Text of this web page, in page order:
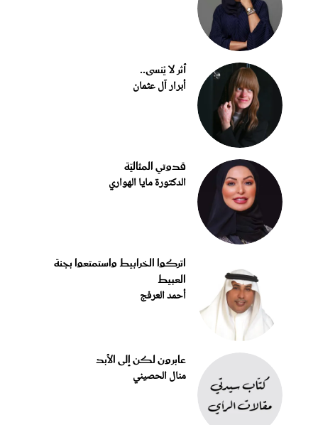
أثر لا يُنسى..
أبرار آل عثمان
قدوتي المثاليّة
الدكتورة مايا الهواري
اتركوا الخرابيط واستمتعوا بجنة
العبيط
أحمد العرفج
عابرون لكن إلى الأبد
منال الحصيني